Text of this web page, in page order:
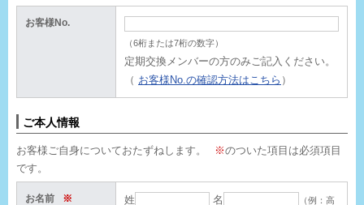
お客様No.
（6桁または7桁の数字）
定期交換メンバーの方のみご記入ください。
（ お客様No.の確認方法はこちら ）
ご本人情報
お客様ご自身についておたずねします。 ※のついた項目は必須項目
です。
お名前 ※ 姓 名
（例：高